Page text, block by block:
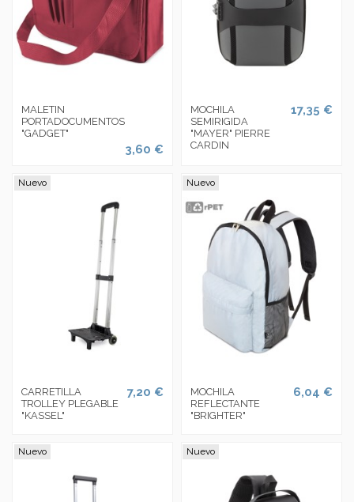
MALETIN
PORTADOCUMENTOS
"GADGET"
3,60 €
MOCHILA
SEMIRIGIDA
"MAYER" PIERRE
CARDIN
17,35 €
Nuevo
CARRETILLA
TROLLEY PLEGABLE
"KASSEL"
7,20 €
Nuevo
MOCHILA
REFLECTANTE
"BRIGHTER"
6,04 €
Nuevo Nuevo